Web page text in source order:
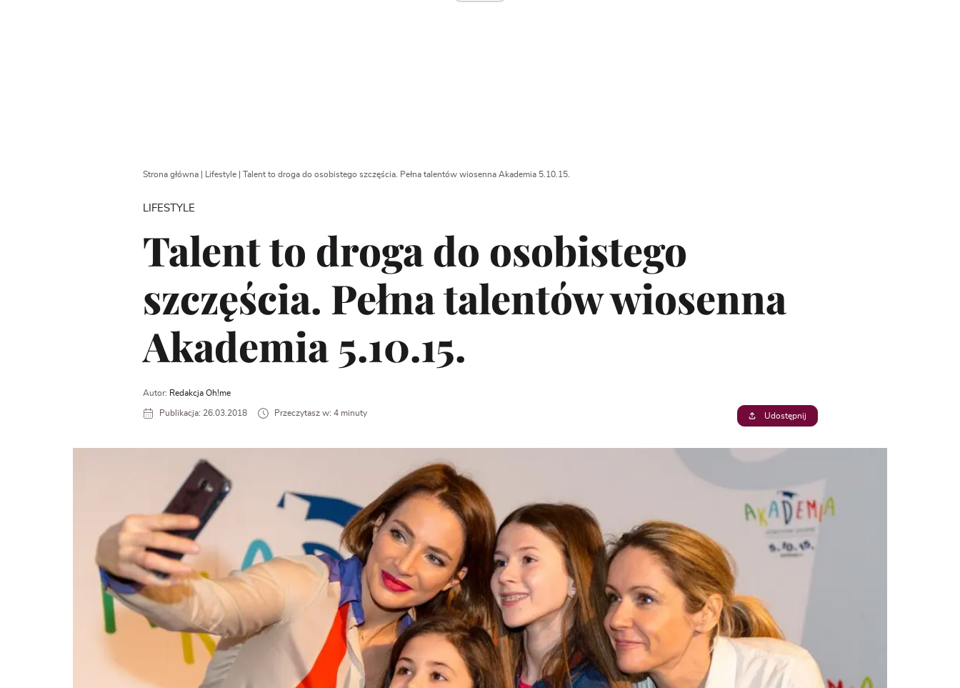
Strona główna| Lifestyle| Talent to droga do osobistego szczęścia. Pełna talentów wiosenna Akademia 5.10.15.
LIFESTYLE
Talent to droga do osobistego
szczęścia. Pełna talentów wiosenna
Akademia 5.10.15.
Autor: Redakcja Oh!me
Publikacja: 26.03.2018 Przeczytasz w: 4 minuty Udostępnij